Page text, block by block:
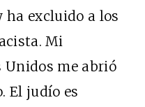
excluido a los
Mi
Unidos me abrió
El judío es